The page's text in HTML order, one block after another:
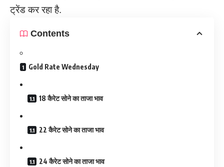
ट्रेंड कर रहा है.
Contents
Gold Rate Wednesday
18 कैरेट सोने का ताजा भाव
22 कैरेट सोने का ताजा भाव
24 कैरेट सोने का ताजा भाव